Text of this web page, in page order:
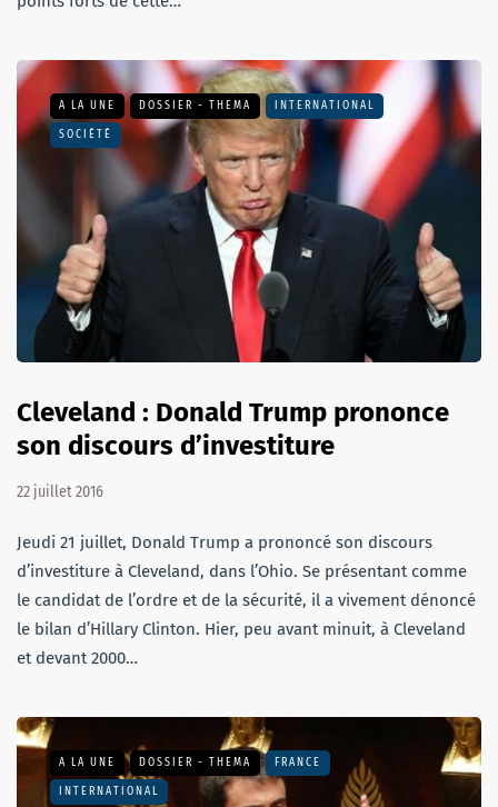
A LA UNE DOSSIER - THEMA INTERNATIONAL
SOCIÉTÉ
Cleveland : Donald Trump prononce
son discours d’investiture
22 juillet 2016
Jeudi 21 juillet, Donald Trump a prononcé son discours
d’investiture à Cleveland, dans l’Ohio. Se présentant comme
le candidat de l’ordre et de la sécurité, il a vivement dénoncé
le bilan d’Hillary Clinton. Hier, peu avant minuit, à Cleveland
et devant 2000…
A LA UNE DOSSIER - THEMA FRANCE
INTERNATIONAL